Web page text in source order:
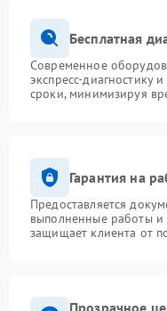
Бесплатная
Современное
экспресс-диагностику
сроки, минимизируя
Гарантия на
Предоставляется
выполненные работы и
защищает клиента от